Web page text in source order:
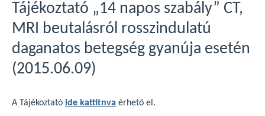
Tájékoztató „14 napos szabály” CT,
MRI beutalásról rosszindulatú
daganatos betegség gyanúja esetén
(2015.06.09)
A Tájékoztató ide kattitnva érhető el.